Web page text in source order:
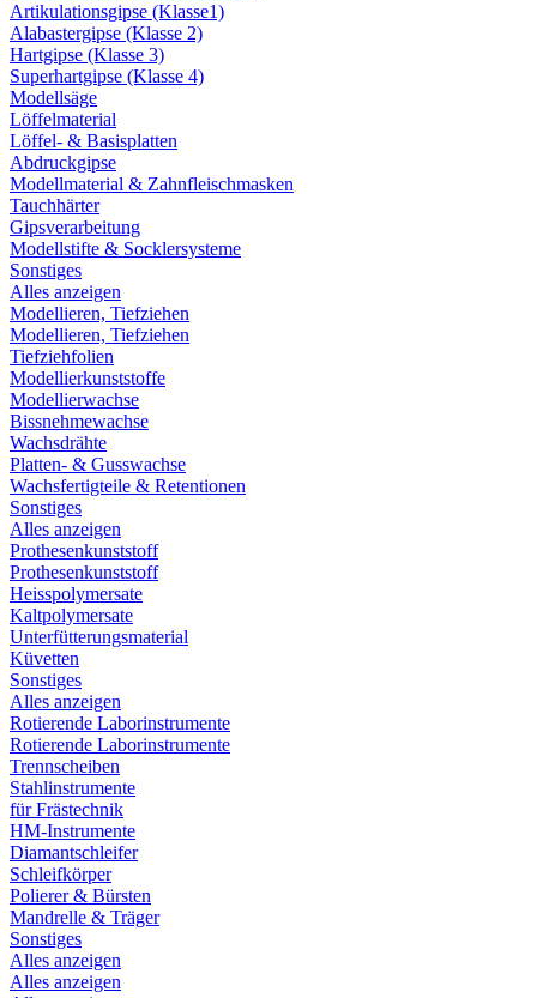
Artikulationsgipse (Klasse1)
Alabastergipse (Klasse 2)
Hartgipse (Klasse 3)
Superhartgipse (Klasse 4)
Modellsäge
Löffelmaterial
Löffel- & Basisplatten
Abdruckgipse
Modellmaterial & Zahnfleischmasken
Tauchhärter
Gipsverarbeitung
Modellstifte & Socklersysteme
Sonstiges
Alles anzeigen
Modellieren, Tiefziehen
Modellieren, Tiefziehen
Tiefziehfolien
Modellierkunststoffe
Modellierwachse
Bissnehmewachse
Wachsdrähte
Platten- & Gusswachse
Wachsfertigteile & Retentionen
Sonstiges
Alles anzeigen
Prothesenkunststoff
Prothesenkunststoff
Heisspolymersate
Kaltpolymersate
Unterfütterungsmaterial
Küvetten
Sonstiges
Alles anzeigen
Rotierende Laborinstrumente
Rotierende Laborinstrumente
Trennscheiben
Stahlinstrumente
für Frästechnik
HM-Instrumente
Diamantschleifer
Schleifkörper
Polierer & Bürsten
Mandrelle & Träger
Sonstiges
Alles anzeigen
Alles anzeigen